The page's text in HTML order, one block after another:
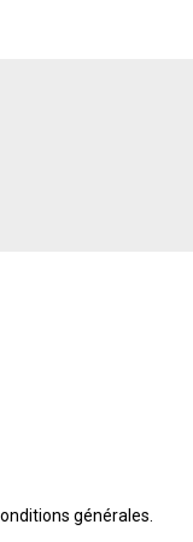
générales.